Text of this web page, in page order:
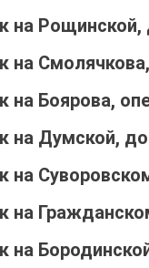
на
на
на Боярова,
на Думской,
на
на
на